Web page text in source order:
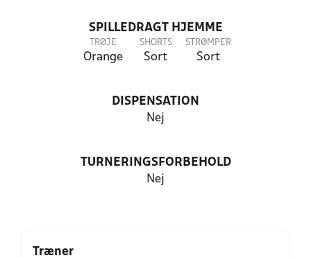
SPILLEDRAGT HJEMME
TRØJE
Orange
SHORTS
Sort
STRØMPER
Sort
DISPENSATION
Nej
TURNERINGSFORBEHOLD
Nej
Træner